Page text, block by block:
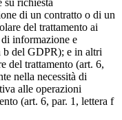
su richiesta
di un contratto o di un
del trattamento ai
informazione e
b del GDPR); e in altri
del trattamento (art. 6,
nella necessità di
alle operazioni
(art. 6, par. 1, lettera f